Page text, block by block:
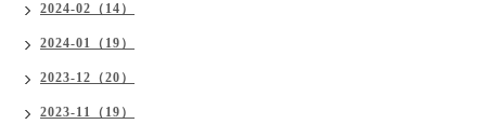
2024-02（14）
2024-01（19）
2023-12（20）
2023-11（19）